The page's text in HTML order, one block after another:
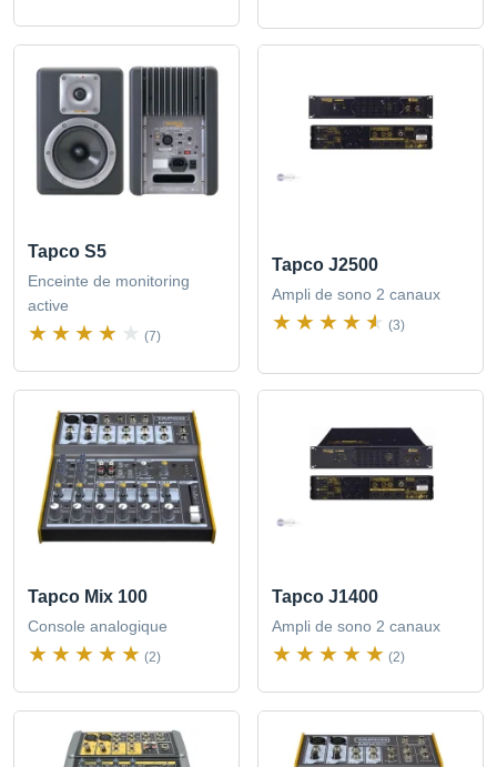
Tapco S5
Enceinte de monitoring
active
(7)
Tapco J2500
Ampli de sono 2 canaux
(3)
Tapco Mix 100
Console analogique
(2)
Tapco J1400
Ampli de sono 2 canaux
(2)